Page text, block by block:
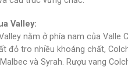
Valley:
nằm ở phía nam của Valle
đỏ tro nhiều khoáng chất,
và Syrah. Rượu vang